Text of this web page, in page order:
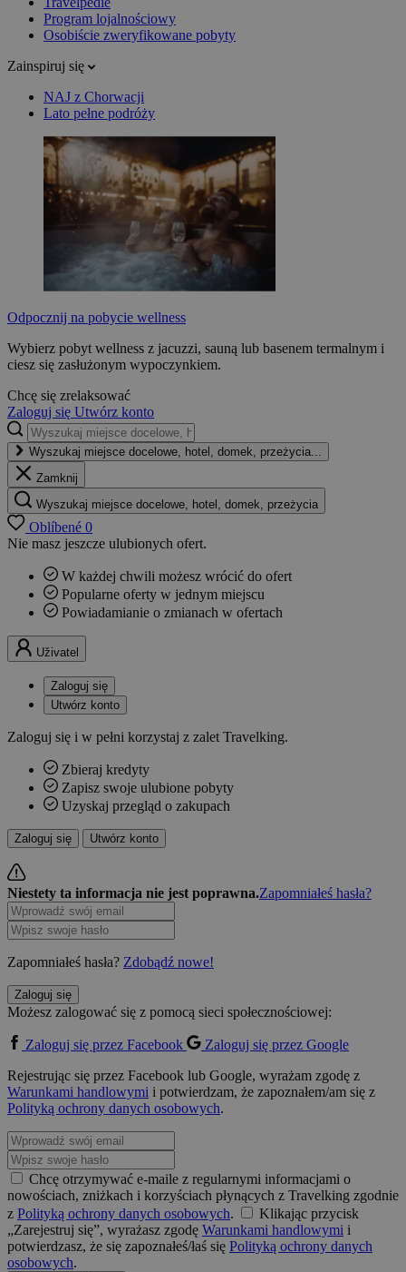
Program lojalnościowy
Osobiście zweryfikowane pobyty
Zainspiruj się
NAJ z Chorwacji
Lato pełne podróży
Odpocznij na pobycie wellness
Wybierz pobyt wellness z jacuzzi, sauną lub basenem termalnym i
ciesz się zasłużonym wypoczynkiem.
Chcę się zrelaksować
Zaloguj się Utwórz konto
Wyszukaj miejsce docelowe, hotel, domek, przeżycia...
Zamknij
Wyszukaj miejsce docelowe, hotel, domek, przeżycia
Oblíbené 0
Nie masz jeszcze ulubionych ofert.
W każdej chwili możesz wrócić do ofert
Popularne oferty w jednym miejscu
Powiadamianie o zmianach w ofertach
Uživatel
Zaloguj się
Utwórz konto
Zaloguj się i w pełni korzystaj z zalet Travelking.
Zbieraj kredyty
Zapisz swoje ulubione pobyty
Uzyskaj przegląd o zakupach
Zaloguj się Utwórz konto
Niestety ta informacja nie jest poprawna.Zapomniałeś hasła?
Zapomniałeś hasła? Zdobądź nowe!
Zaloguj się
Możesz zalogować się z pomocą sieci społecznościowej:
Zaloguj się przez Facebook
Zaloguj się przez Google
Rejestrując się przez Facebook lub Google, wyrażam zgodę z
Warunkami handlowymi i potwierdzam, że zapoznałem/am się z
Polityką ochrony danych osobowych.
Chcę otrzymywać e-maile z regularnymi informacjami o
nowościach, zniżkach i korzyściach płynących z Travelking zgodnie
z Polityką ochrony danych osobowych.
Klikając przycisk
„Zarejestruj się”, wyrażasz zgodę Warunkami handlowymi i
potwierdzasz, że się zapoznałeś/łaś się Polityką ochrony danych
osobowych.